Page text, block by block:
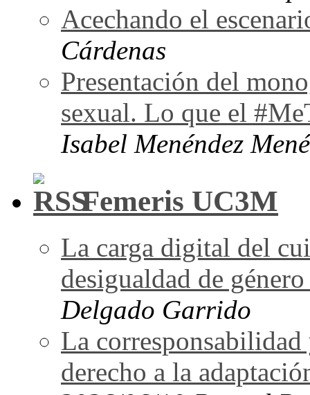
Acechando el
Cárdenas
Presentación del
sexual. Lo que el
Isabel Menéndez
Femeris UC3M
La carga digital del
desigualdad de
Delgado Garrido
La
derecho a la